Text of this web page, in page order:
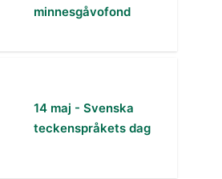
minnesgåvofond
14 maj - Svenska
teckenspråkets dag